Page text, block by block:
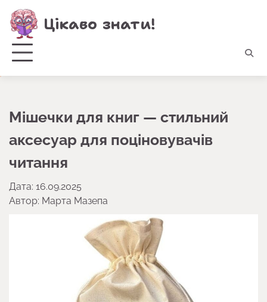
Перейти
до
вмісту
Цікаво знати!
Мішечки для книг — стильний
аксесуар для поціновувачів
читання
Дата: 16.09.2025
Автор: Марта Мазепа